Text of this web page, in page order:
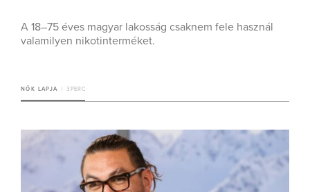
A 18–75 éves magyar lakosság csaknem fele használ
valamilyen nikotinterméket.
NŐK LAPJA 3 PERC